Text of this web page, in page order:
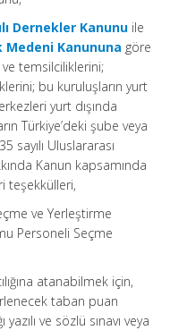
Dernekler Kanunu ile
Medeni Kanununa göre
temsilciliklerini;
bu kuruluşların yurt
yurt dışında
Türkiye’deki şube veya
sayılı Uluslararası
Kanun kapsamında
teşekkülleri,
ve Yerleştirme
Personeli Seçme
atanabilmek için,
taban puan
ve sözlü sınavı veya